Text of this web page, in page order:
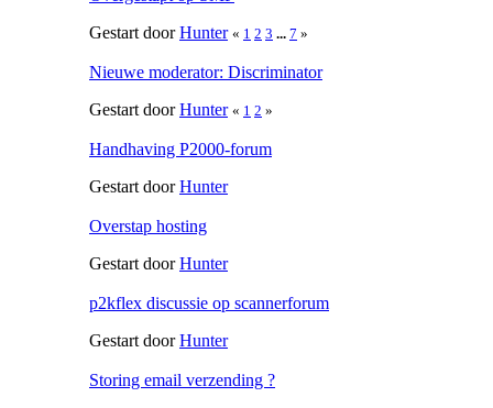
Gestart doorHunter « 1 2 3 ... 7 »
Nieuwe moderator: Discriminator
Gestart doorHunter « 1 2 »
Handhaving P2000-forum
Gestart doorHunter
Overstap hosting
Gestart doorHunter
p2kflex discussie op scannerforum
Gestart doorHunter
Storing email verzending ?